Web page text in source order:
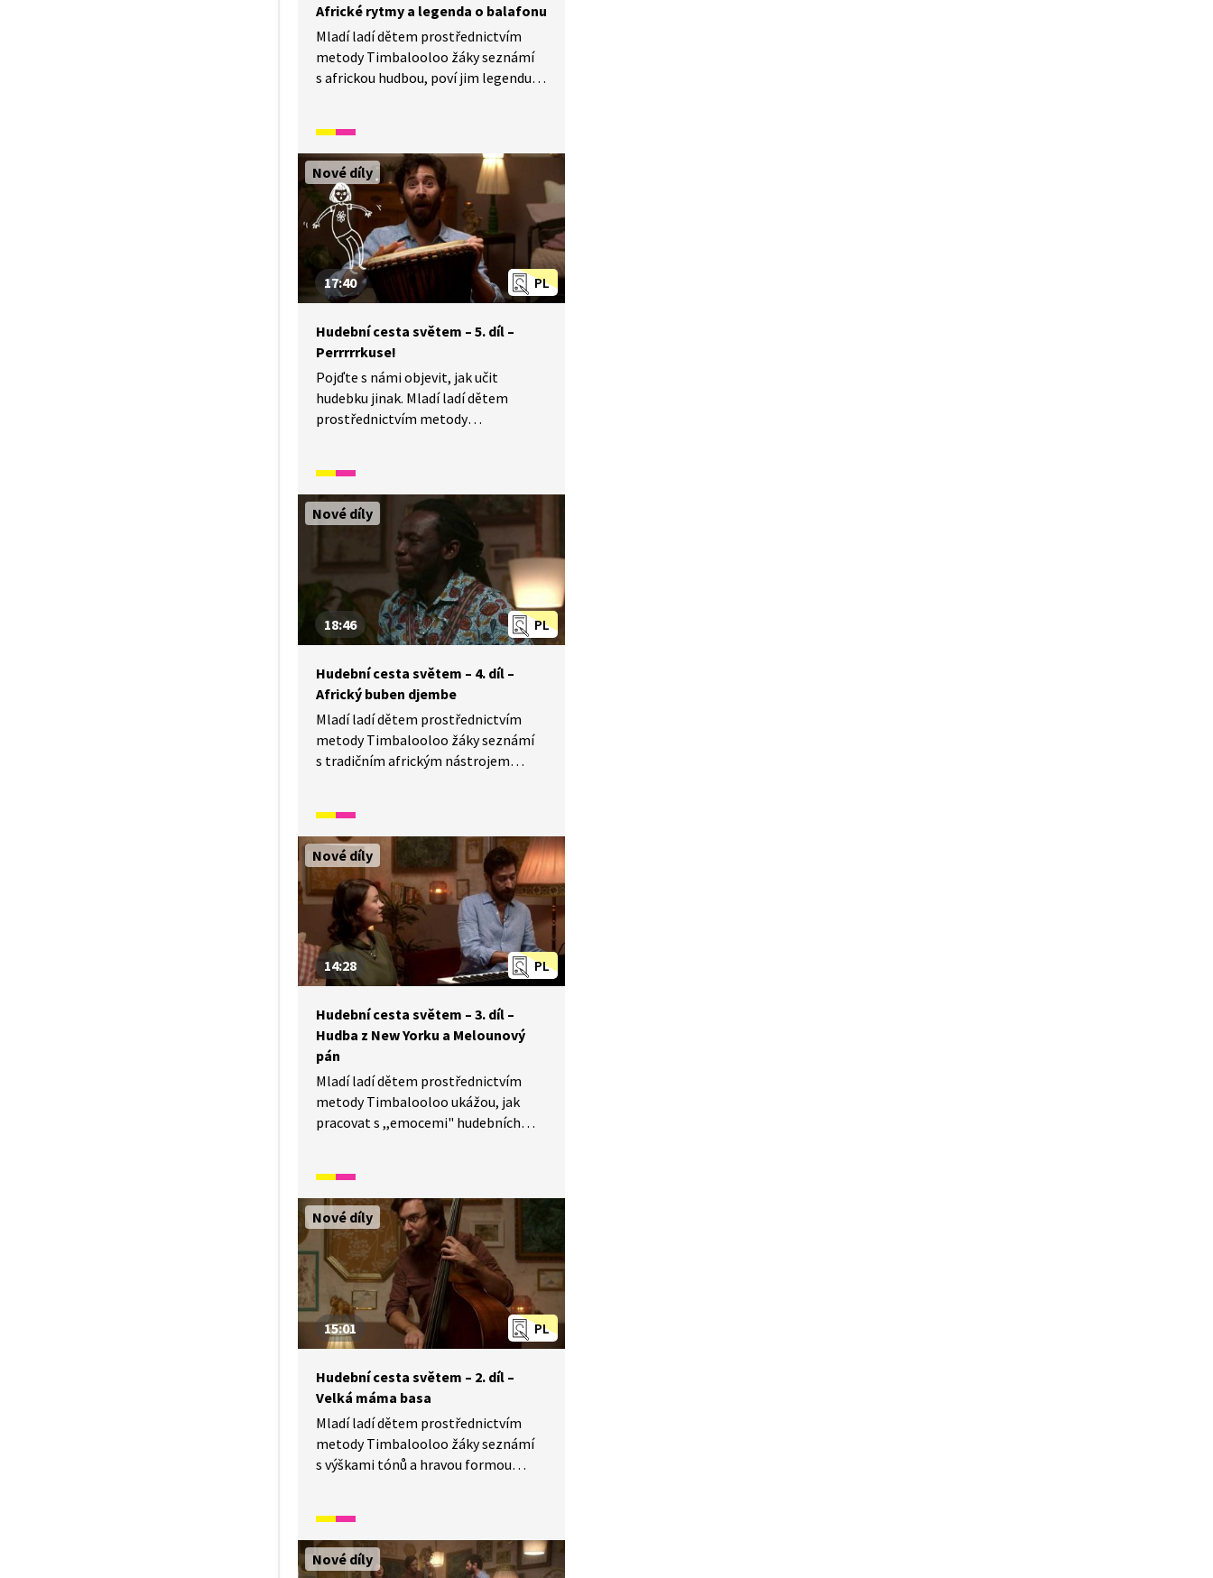
Africké rytmy a legenda o balafonu
Mladí ladí dětem prostřednictvím
metody Timbalooloo žáky seznámí
s africkou hudbou, poví jim legendu
z předchozího dílu. To celé v českém
a anglickém jazyce.
Nové díly
PL
17:40
Hudební cesta světem –⁠ 5. díl –⁠
Perrrrrkuse!
Pojďte s námi objevit, jak učit
hudebku jinak. Mladí ladí dětem
prostřednictvím metody
To celé v českém a anglickém jazyce.
Nové díly
PL
18:46
Hudební cesta světem –⁠ 4. díl –⁠
Africký buben djembe
Mladí ladí dětem prostřednictvím
metody Timbalooloo žáky seznámí
s tradičním africkým nástrojem
jazyce.
Nové díly
PL
14:28
Hudební cesta světem –⁠ 3. díl –⁠
Hudba z New Yorku a Melounový
pán
Mladí ladí dětem prostřednictvím
metody Timbalooloo ukážou, jak
pracovat s ,,emocemi" hudebních
Představíme si také hudební nástroj
piano spolu s jedním z největších
jazzových pianistů Herbiem
Hancockem a jeho skladbou
"Melounový pán". To celé v českém
a anglickém jazyce.
Nové díly
PL
15:01
Hudební cesta světem –⁠ 2. díl –⁠
Velká máma basa
Mladí ladí dětem prostřednictvím
metody Timbalooloo žáky seznámí
s výškami tónů a hravou formou
Nové díly